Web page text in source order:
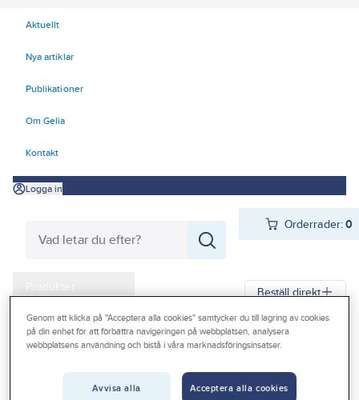
Aktuellt
Nya artiklar
Publikationer
Om Gelia
Kontakt
Logga in
Orderrader:0
Produkter
Kampanjer
Outlet
Beställ direkt
Gelia Produkter Gelia Fästmaterial
Tejp & Tätning
Genom att klicka på "Acceptera alla cookies" samtycker du till lagring av cookies
på din enhet för att förbättra navigeringen på webbplatsen, analysera
webbplatsens användning och bistå i våra marknadsföringsinsatser.
Avvisa alla Acceptera alla cookies